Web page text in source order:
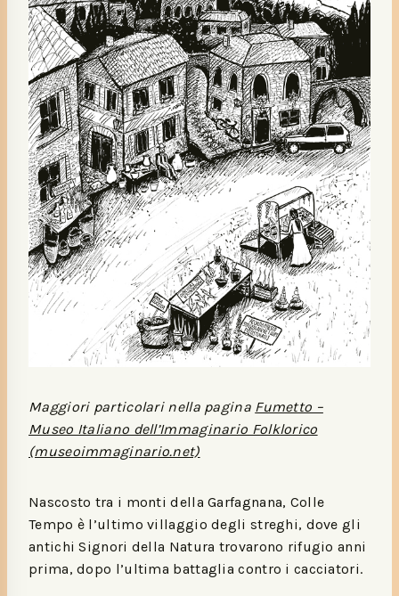
Maggiori particolari nella pagina Fumetto –
Museo Italiano dell’Immaginario Folklorico
(museoimmaginario.net)
Nascosto tra i monti della Garfagnana, Colle
Tempo è l’ultimo villaggio degli streghi, dove gli
antichi Signori della Natura trovarono rifugio anni
prima, dopo l’ultima battaglia contro i cacciatori.